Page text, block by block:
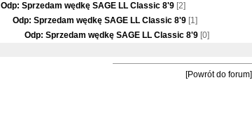
Odp: Sprzedam wędkę SAGE LL Classic 8'9 [2]
Odp: Sprzedam wędkę SAGE LL Classic 8'9 [1]
Odp: Sprzedam wędkę SAGE LL Classic 8'9 [0]
[Powrót do forum]